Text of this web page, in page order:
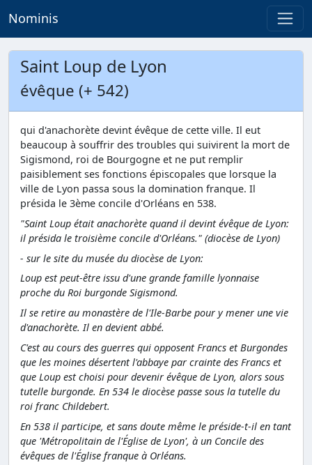
Nominis
Saint Loup de Lyon
évêque (+ 542)
qui d'anachorète devint évêque de cette ville. Il eut
beaucoup à souffrir des troubles qui suivirent la mort de
Sigismond, roi de Bourgogne et ne put remplir
paisiblement ses fonctions épiscopales que lorsque la
ville de Lyon passa sous la domination franque. Il
présida le 3ème concile d'Orléans en 538.
"Saint Loup était anachorète quand il devint évêque de Lyon:
il présida le troisième concile d'Orléans." (diocèse de Lyon)
- sur le site du musée du diocèse de Lyon:
Loup est peut-être issu d'une grande famille lyonnaise
proche du Roi burgonde Sigismond.
Il se retire au monastère de l'Ile-Barbe pour y mener une vie
d'anachorète. Il en devient abbé.
C'est au cours des guerres qui opposent Francs et Burgondes
que les moines désertent l'abbaye par crainte des Francs et
que Loup est choisi pour devenir évêque de Lyon, alors sous
tutelle burgonde. En 534 le diocèse passe sous la tutelle du
roi franc Childebert.
En 538 il participe, et sans doute même le préside-t-il en tant
que 'Métropolitain de l'Église de Lyon', à un Concile des
évêques de l'Église franque à Orléans.